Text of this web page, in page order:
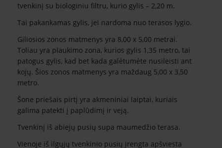
tvenkinį su biologiniu filtru, kurio gylis – 2,20 m.
Tai pakankamas gylis, jei nardoma nuo terasos lygio.
Giliosios zonos matmenys yra 8,00 x 5,00 metrai.
Toliau yra plaukimo zona, kurios gylis 1,35 metro, tai
patogus gylis, kad bet kada galėtumėte nusileisti ant
kojų. Šios zonos matmenys yra maždaug 5,00 x 3,50
metro.
Šone priešais pirtį yra akmeniniai laiptai, kuriais
galima patekti į paplūdimį ir veją.
Tvenkinį iš abiejų pusių supa maumedžio terasa.
Vienoje iš ilgųjų tvenkinio pusių įrengta apšviesta